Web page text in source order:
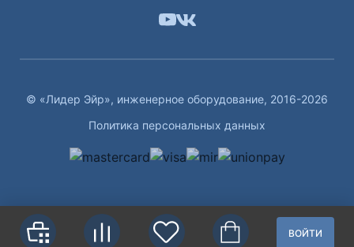
© «Лидер Эйр», инженерное оборудование, 2016-2026
Политика персональных данных
ВОЙТИ